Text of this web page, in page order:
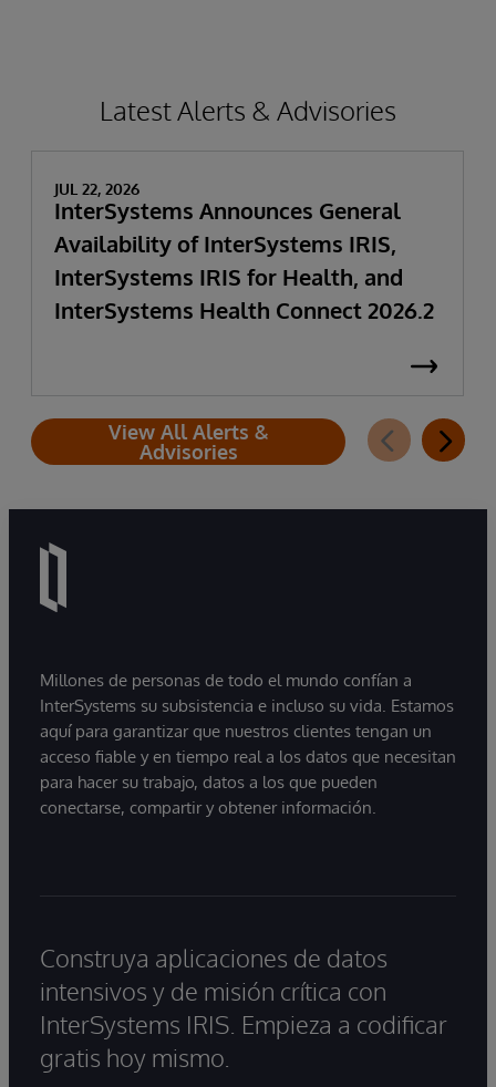
Latest Alerts & Advisories
JUL 22, 2026
InterSystems Announces General
Availability of InterSystems IRIS,
InterSystems IRIS for Health, and
InterSystems Health Connect 2026.2
View All Alerts &
Advisories
Millones de personas de todo el mundo confían a
InterSystems su subsistencia e incluso su vida. Estamos
aquí para garantizar que nuestros clientes tengan un
acceso fiable y en tiempo real a los datos que necesitan
para hacer su trabajo, datos a los que pueden
conectarse, compartir y obtener información.
Construya aplicaciones de datos
intensivos y de misión crítica con
InterSystems IRIS. Empieza a codificar
gratis hoy mismo.